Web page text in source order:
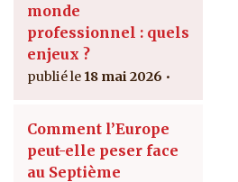
monde
professionnel : quels
enjeux ?
18 mai 2026
Comment l’Europe
peut-elle peser face
au Septième